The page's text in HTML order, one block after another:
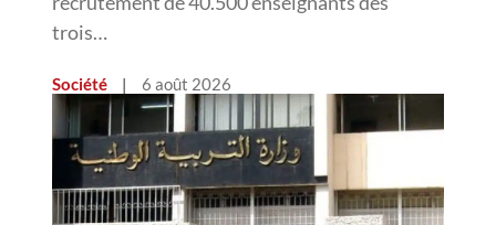
trois…
Société | 6 août 2026